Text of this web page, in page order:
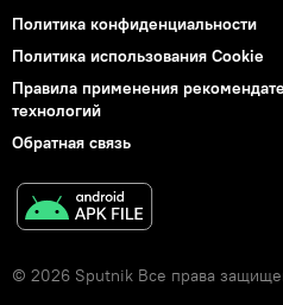
Политика конфиденциальности
Политика использования Cookie
Правила применения
технологий
Обратная связь
© 2026 Sputnik Все права